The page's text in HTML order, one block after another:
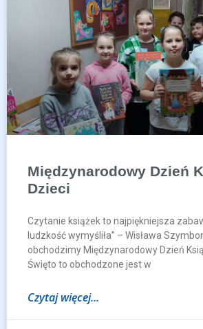
Międzynarodowy Dzień
Dzieci
Czytanie książek to najpiękniejsza
ludzkość wymyśliła” – Wisława
obchodzimy Międzynarodowy Dzień
Święto to obchodzone jest w
Czytaj więcej...